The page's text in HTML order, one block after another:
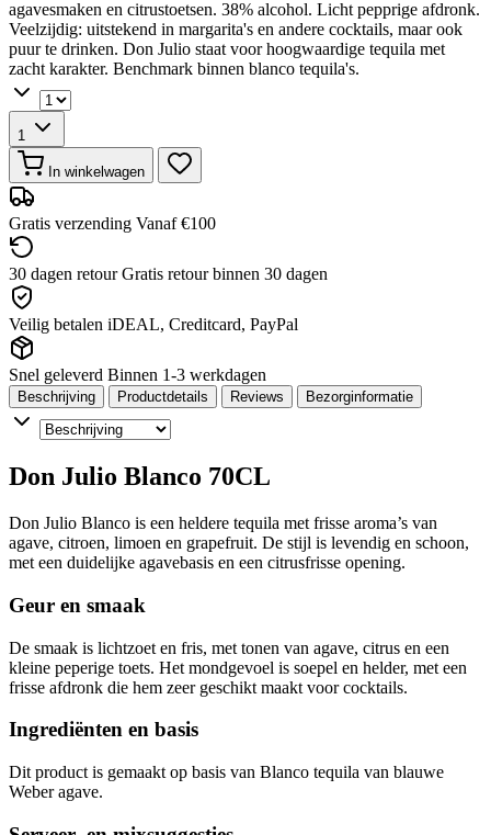
agavesmaken en citrustoetsen. 38% alcohol. Licht pepprige afdronk.
Veelzijdig: uitstekend in margarita's en andere cocktails, maar ook
puur te drinken. Don Julio staat voor hoogwaardige tequila met
zacht karakter. Benchmark binnen blanco tequila's.
1
In winkelwagen
Gratis verzending Vanaf €100
30 dagen retour Gratis retour binnen 30 dagen
Veilig betalen iDEAL, Creditcard, PayPal
Snel geleverd Binnen 1-3 werkdagen
Beschrijving Productdetails Reviews Bezorginformatie
Don Julio Blanco 70CL
Don Julio Blanco is een heldere tequila met frisse aroma’s van
agave, citroen, limoen en grapefruit. De stijl is levendig en schoon,
met een duidelijke agavebasis en een citrusfrisse opening.
Geur en smaak
De smaak is lichtzoet en fris, met tonen van agave, citrus en een
kleine peperige toets. Het mondgevoel is soepel en helder, met een
frisse afdronk die hem zeer geschikt maakt voor cocktails.
Ingrediënten en basis
Dit product is gemaakt op basis van Blanco tequila van blauwe
Weber agave.